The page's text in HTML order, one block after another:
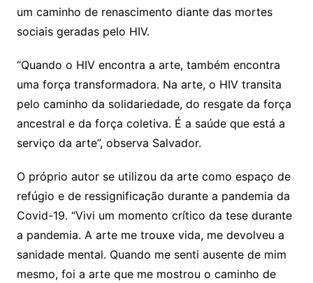
um caminho de renascimento diante das mortes
sociais geradas pelo HIV.
“Quando o HIV encontra a arte, também encontra
uma força transformadora. Na arte, o HIV transita
pelo caminho da solidariedade, do resgate da força
ancestral e da força coletiva. É a saúde que está a
serviço da arte”, observa Salvador.
O próprio autor se utilizou da arte como espaço de
refúgio e de ressignificação durante a pandemia da
Covid-19. “Vivi um momento crítico da tese durante
a pandemia. A arte me trouxe vida, me devolveu a
sanidade mental. Quando me senti ausente de mim
mesmo, foi a arte que me mostrou o caminho de